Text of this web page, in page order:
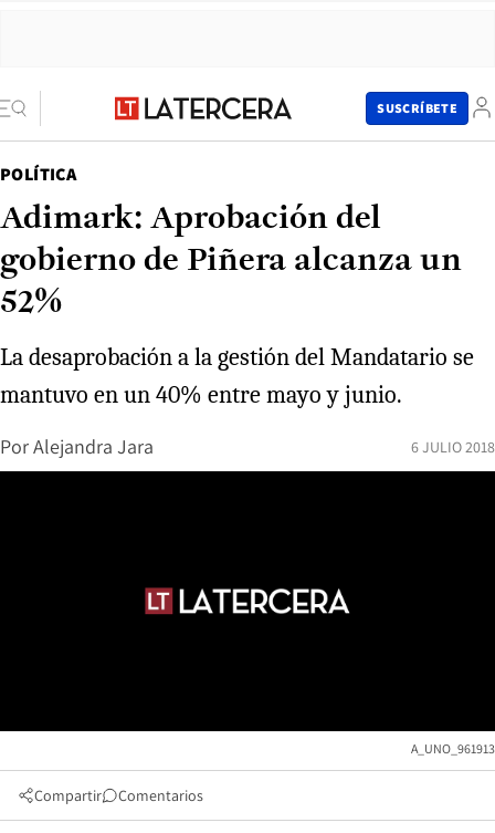
SUSCRÍBETE
POLÍTICA
Adimark: Aprobación del
gobierno de Piñera alcanza un
52%
La desaprobación a la gestión del Mandatario se
mantuvo en un 40% entre mayo y junio.
PorAlejandra Jara 6 JULIO 2018
A_UNO_961913
Compartir Comentarios